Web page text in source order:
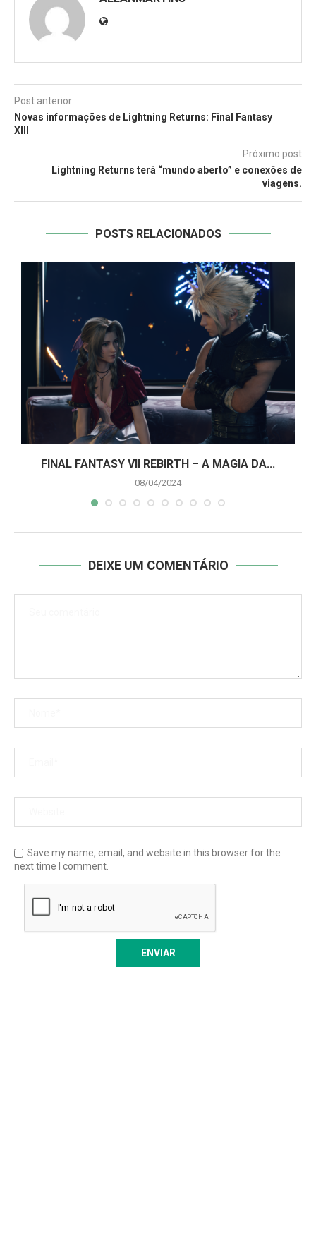
Post anterior
Novas informações de Lightning Returns: Final Fantasy
XIII
Próximo post
Lightning Returns terá “mundo aberto” e conexões de
viagens.
POSTS RELACIONADOS
FINAL FANTASY VII REBIRTH – A MAGIA DA...
08/04/2024
DEIXE UM COMENTÁRIO
Save my name, email, and website in this browser for the
next time I comment.